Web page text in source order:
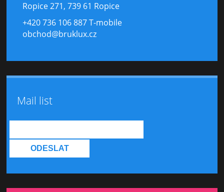
Ropice 271, 739 61 Ropice
+420 736 106 887 T-mobile
obchod@bruklux.cz
Mail list